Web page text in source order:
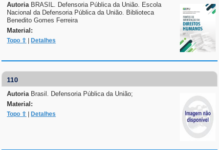
Autoria BRASIL. Defensoria Pública da União. Escola
Nacional da Defensoria Pública da União. Biblioteca
Benedito Gomes Ferreira
Material:
Topo ⇧ Detalhes
110
Autoria Brasil. Defensoria Pública da União;
Material:
Topo ⇧ Detalhes